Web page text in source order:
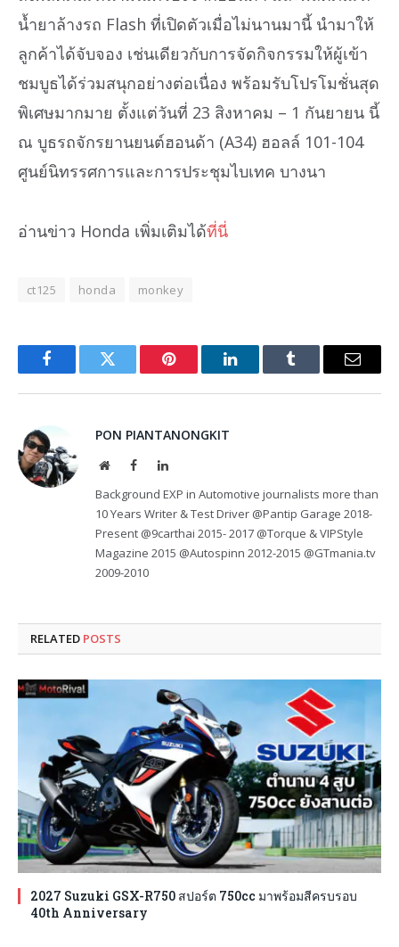
น้ำยาล้างรถ Flash ที่เปิดตัวเมื่อไม่นานมานี้ นำมาให้
ลูกค้าได้จับจอง เช่นเดียวกับการจัดกิจกรรมให้ผู้เข้า
ชมบูธได้ร่วมสนุกอย่างต่อเนื่อง พร้อมรับโปรโมชั่นสุด
พิเศษมากมาย ตั้งแต่วันที่ 23 สิงหาคม – 1 กันยายน นี้
ณ บูธรถจักรยานยนต์ฮอนด้า (A34) ฮอลล์ 101-104
ศูนย์นิทรรศการและการประชุมไบเทค บางนา
อ่านข่าว Honda เพิ่มเติมได้ที่นี่
ct125 honda monkey
FacebookTwitter Pinterest LinkedInTumblr Email
PON PIANTANONGKIT
WebsiteFacebookLinkedIn
Background EXP in Automotive journalists more than
10 Years Writer & Test Driver @Pantip Garage 2018-
Present @9carthai 2015- 2017 @Torque & VIPStyle
Magazine 2015 @Autospinn 2012-2015 @GTmania.tv
2009-2010
RELATED POSTS
2027 Suzuki GSX-R750 สปอร์ต 750cc มาพร้อมสีครบรอบ
40th Anniversary